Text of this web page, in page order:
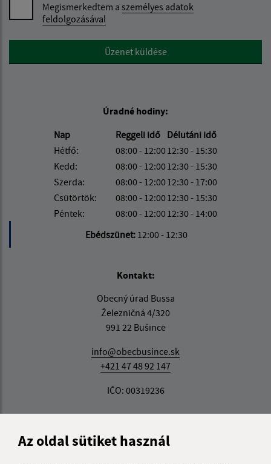
Az oldal sütiket használ
Megismerkedtem a személyes adatok
feldolgozásával
Google reCaptcha ResponseÜzenet küldése
Úradné hodiny:
Nap
Reggeli idő Délutáni idő
Hétfő:
08:00 - 12:0012:30 - 15:30
Kedd:
08:00 - 12:0012:30 - 15:30
Szerda:
08:00 - 12:0012:30 - 17:00
Csütörtök:
08:00 - 12:0012:30 - 15:30
Péntek:
08:00 - 12:0012:30 - 14:00
Ebédszünet: 12:00 - 12:30
Kontakt:
Obecný úrad Bussa
Železničná 4/320
991 22 Bušince
info@obecbusince.sk
+421 47 48 92 147
IČO: 00319236